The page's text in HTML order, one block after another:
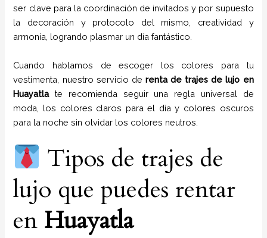
ser clave para la coordinación de invitados y por supuesto
la decoración y protocolo del mismo, creatividad y
armonía, logrando plasmar un día fantástico.
Cuando hablamos de escoger los colores para tu
vestimenta, nuestro servicio de renta de trajes de lujo en
Huayatlate recomienda seguir una regla universal de
moda, los colores claros para el día y colores oscuros
para la noche sin olvidar los colores neutros.
Tipos de trajes de
lujo que puedes rentar
en Huayatla